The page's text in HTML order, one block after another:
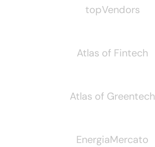
topVendors
Atlas of Fintech
Atlas of Greentech
EnergiaMercato